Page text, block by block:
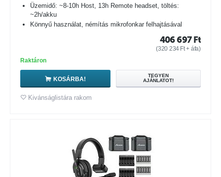
Üzemidő: ~8-10h Host, 13h Remote headset, töltés:
~2h/akku
Könnyű használat, némítás mikrofonkar felhajtásával
406 697 Ft
(320 234 Ft+ áfa)
Raktáron
KOSÁRBA!
TEGYEN
AJÁNLATOT!
Kivánságlistára rakom